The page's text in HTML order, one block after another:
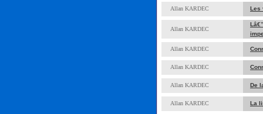
Allan KARDEC Les
Allan KARDEC
Allan KARDEC
Allan KARDEC
Allan KARDEC De
Allan KARDEC La